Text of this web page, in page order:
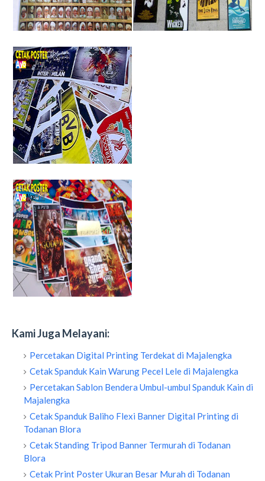
Kami Juga Melayani:
Percetakan Digital Printing Terdekat di Majalengka
Cetak Spanduk Kain Warung Pecel Lele di Majalengka
Percetakan Sablon Bendera Umbul-umbul Spanduk Kain di
Majalengka
Cetak Spanduk Baliho Flexi Banner Digital Printing di
Todanan Blora
Cetak Standing Tripod Banner Termurah di Todanan
Blora
Cetak Print Poster Ukuran Besar Murah di Todanan